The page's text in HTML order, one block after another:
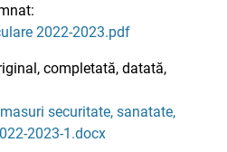
2022-2023.pdf
completată, datată,
securitate, sanatate,
2023-1.docx